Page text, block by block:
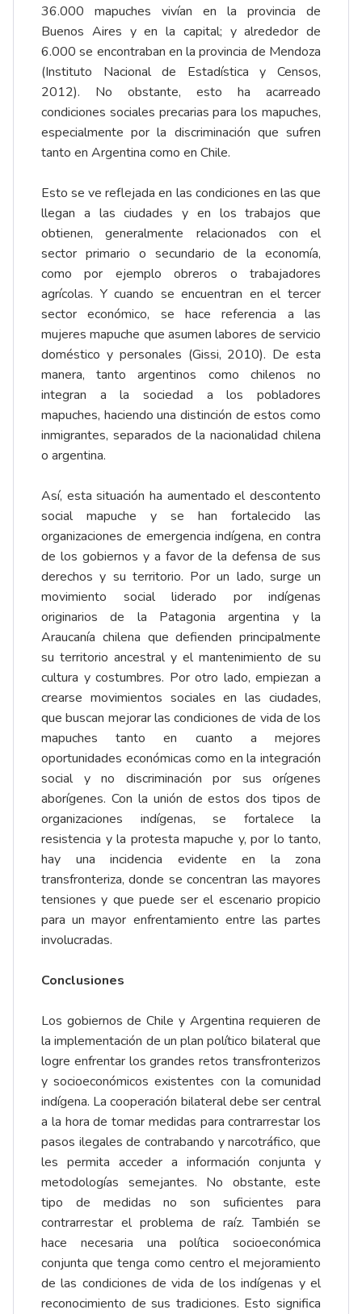
36.000 mapuches vivían en la provincia de
Buenos Aires y en la capital; y alrededor de
6.000 se encontraban en la provincia de Mendoza
(Instituto Nacional de Estadística y Censos,
2012). No obstante, esto ha acarreado
condiciones sociales precarias para los mapuches,
especialmente por la discriminación que sufren
tanto en Argentina como en Chile.
Esto se ve reflejada en las condiciones en las que
llegan a las ciudades y en los trabajos que
obtienen, generalmente relacionados con el
sector primario o secundario de la economía,
como por ejemplo obreros o trabajadores
agrícolas. Y cuando se encuentran en el tercer
sector económico, se hace referencia a las
mujeres mapuche que asumen labores de servicio
doméstico y personales (Gissi, 2010). De esta
manera, tanto argentinos como chilenos no
integran a la sociedad a los pobladores
mapuches, haciendo una distinción de estos como
inmigrantes, separados de la nacionalidad chilena
o argentina.
Así, esta situación ha aumentado el descontento
social mapuche y se han fortalecido las
organizaciones de emergencia indígena, en contra
de los gobiernos y a favor de la defensa de sus
derechos y su territorio. Por un lado, surge un
movimiento social liderado por indígenas
originarios de la Patagonia argentina y la
Araucanía chilena que defienden principalmente
su territorio ancestral y el mantenimiento de su
cultura y costumbres. Por otro lado, empiezan a
crearse movimientos sociales en las ciudades,
que buscan mejorar las condiciones de vida de los
mapuches tanto en cuanto a mejores
oportunidades económicas como en la integración
social y no discriminación por sus orígenes
aborígenes. Con la unión de estos dos tipos de
organizaciones indígenas, se fortalece la
resistencia y la protesta mapuche y, por lo tanto,
hay una incidencia evidente en la zona
transfronteriza, donde se concentran las mayores
tensiones y que puede ser el escenario propicio
para un mayor enfrentamiento entre las partes
involucradas.
Conclusiones
Los gobiernos de Chile y Argentina requieren de
la implementación de un plan político bilateral que
logre enfrentar los grandes retos transfronterizos
y socioeconómicos existentes con la comunidad
indígena. La cooperación bilateral debe ser central
a la hora de tomar medidas para contrarrestar los
pasos ilegales de contrabando y narcotráfico, que
les permita acceder a información conjunta y
metodologías semejantes. No obstante, este
tipo de medidas no son suficientes para
contrarrestar el problema de raíz. También se
hace necesaria una política socioeconómica
conjunta que tenga como centro el mejoramiento
de las condiciones de vida de los indígenas y el
reconocimiento de sus tradiciones. Esto significa